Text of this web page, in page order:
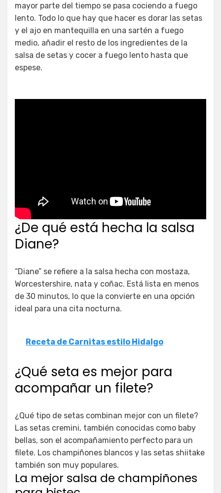
mayor parte del tiempo se pasa cociendo a fuego
lento. Todo lo que hay que hacer es dorar las setas
y el ajo en mantequilla en una sartén a fuego
medio, añadir el resto de los ingredientes de la
salsa de setas y cocer a fuego lento hasta que
espese.
¿De qué está hecha la salsa
Diane?
“Diane” se refiere a la salsa hecha con mostaza,
Worcestershire, nata y coñac. Está lista en menos
de 30 minutos, lo que la convierte en una opción
ideal para una cita nocturna.
Receta de Carnitas estilo Hidalgo
¿Qué seta es mejor para
acompañar un filete?
¿Qué tipo de setas combinan mejor con un filete?
Las setas cremini, también conocidas como baby
bellas, son el acompañamiento perfecto para un
filete. Los champiñones blancos y las setas shiitake
también son muy populares.
La mejor salsa de champiñones